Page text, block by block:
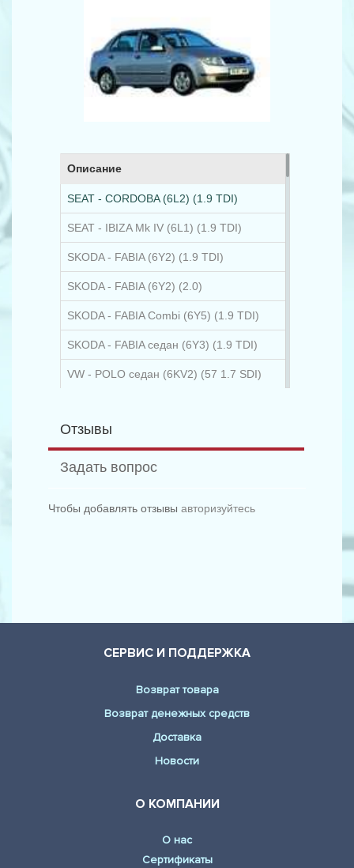
Описание
SEAT - CORDOBA (6L2) (1.9 TDI)
SEAT - IBIZA Mk IV (6L1) (1.9 TDI)
SKODA - FABIA (6Y2) (1.9 TDI)
SKODA - FABIA (6Y2) (2.0)
SKODA - FABIA Combi (6Y5) (1.9 TDI)
SKODA - FABIA седан (6Y3) (1.9 TDI)
VW - POLO седан (6KV2) (57 1.7 SDI)
AUDI - A1 (8X1) (1.2 TFSI)
AUDI - A1 (8X1) (1.4 TFSI)
AUDI - A1 Sportback (8XA) (1.4 TFSI)
AUDI - A1 Sportback (8XA) (1.4 TFSI)
AUDI - A1 Sportback (8XA) (2.0 TDI)
Отзывы
Задать вопрос
Чтобы добавлять отзывы авторизуйтесь
СЕРВИС И ПОДДЕРЖКА
Возврат товара
Возврат денежных средств
Доставка
Новости
О КОМПАНИИ
О нас
Сертификаты